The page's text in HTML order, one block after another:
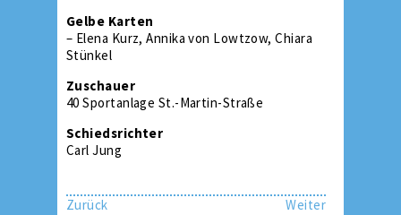
Gelbe Karten
– Elena Kurz, Annika von Lowtzow, Chiara
Stünkel
Zuschauer
40 Sportanlage St.-Martin-Straße
Schiedsrichter
Carl Jung
Zurück Weiter